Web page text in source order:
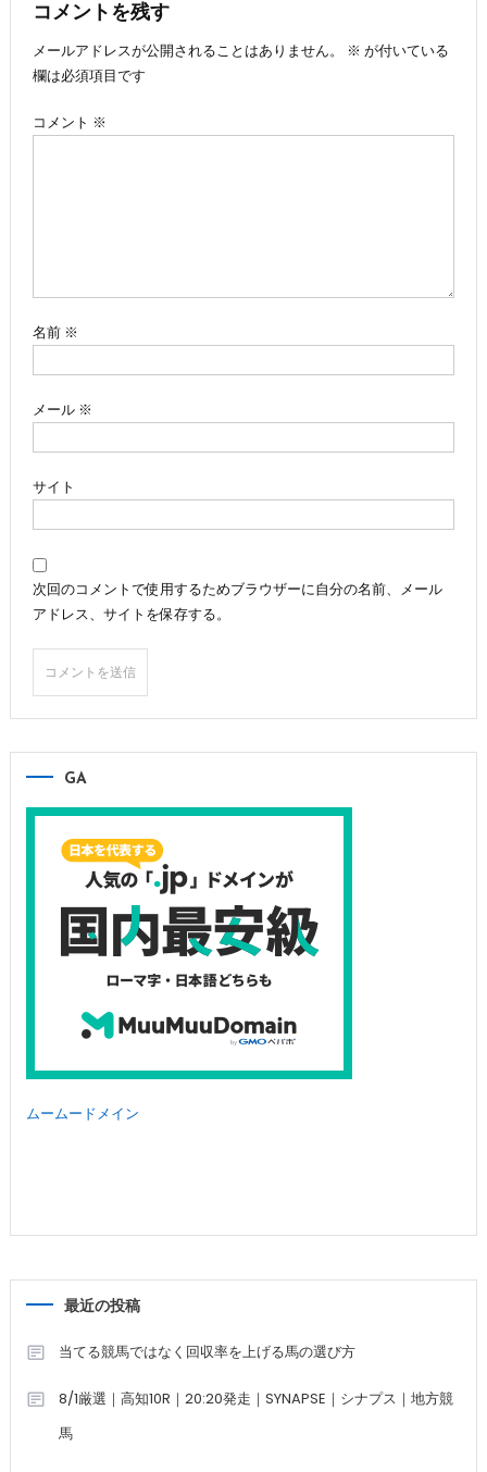
ナ
ビ
ゲ
コメントを残す
メールアドレスが公開されることはありません。
※ が付いている
欄は必須項目です
コメント ※
名前 ※
メール ※
サイト
次回のコメントで使用するためブラウザーに自分の名前、メール
アドレス、サイトを保存する。
GA
ムームードメイン
最近の投稿
当てる競馬ではなく回収率を上げる馬の選び方
8/1厳選｜高知10R｜20:20発走｜SYNAPSE｜シナプス｜地方競
馬